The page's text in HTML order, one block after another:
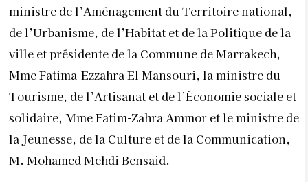
ministre de l’Aménagement du Territoire national,
de l’Urbanisme, de l’Habitat et de la Politique de la
ville et présidente de la Commune de Marrakech,
Mme Fatima-Ezzahra El Mansouri, la ministre du
Tourisme, de l’Artisanat et de l’Économie sociale et
solidaire, Mme Fatim-Zahra Ammor et le ministre de
la Jeunesse, de la Culture et de la Communication,
M. Mohamed Mehdi Bensaid.